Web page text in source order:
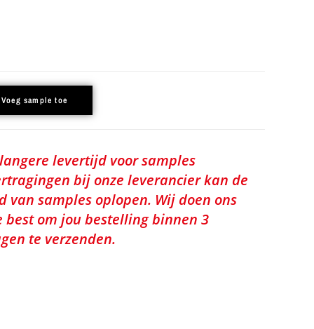
Voeg sample toe
levertijd voor samples
bij onze leverancier kan de
van samples oplopen. Wij doen ons
best om jou bestelling binnen 3
te verzenden.